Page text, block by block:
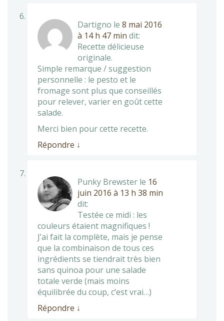
Dartigno le 8 mai 2016
à 14 h 47 min dit:
Recette délicieuse
originale.
Simple remarque / suggestion
personnelle : le pesto et le
fromage sont plus que conseillés
pour relever, varier en goût cette
salade.
Merci bien pour cette recette.
Répondre ↓
Punky Brewster le 16
juin 2016 à 13 h 38 min
dit:
Testée ce midi : les
couleurs étaient magnifiques !
J’ai fait la complète, mais je pense
que la combinaison de tous ces
ingrédients se tiendrait très bien
sans quinoa pour une salade
totale verde (mais moins
équilibrée du coup, c’est vrai…)
Répondre ↓